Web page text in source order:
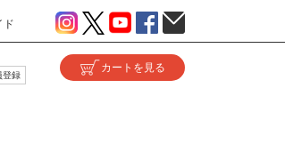
ド
登録